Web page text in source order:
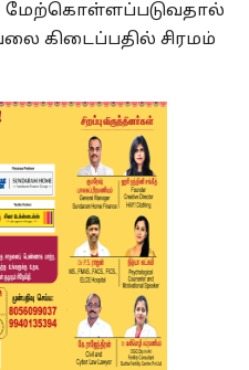
மேற்கொள்ளப்படுவதால்
கிடைப்பதில் சிரமம்